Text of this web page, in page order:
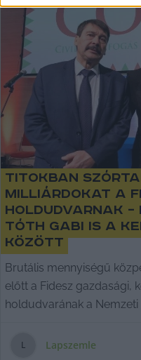
Titokban
milliárdokat a
holdudvarnak –
Tóth Gabi is a
között
Brutális mennyiségű
előtt a Fidesz gazdasági,
holdudvarának a
L Lapszemle